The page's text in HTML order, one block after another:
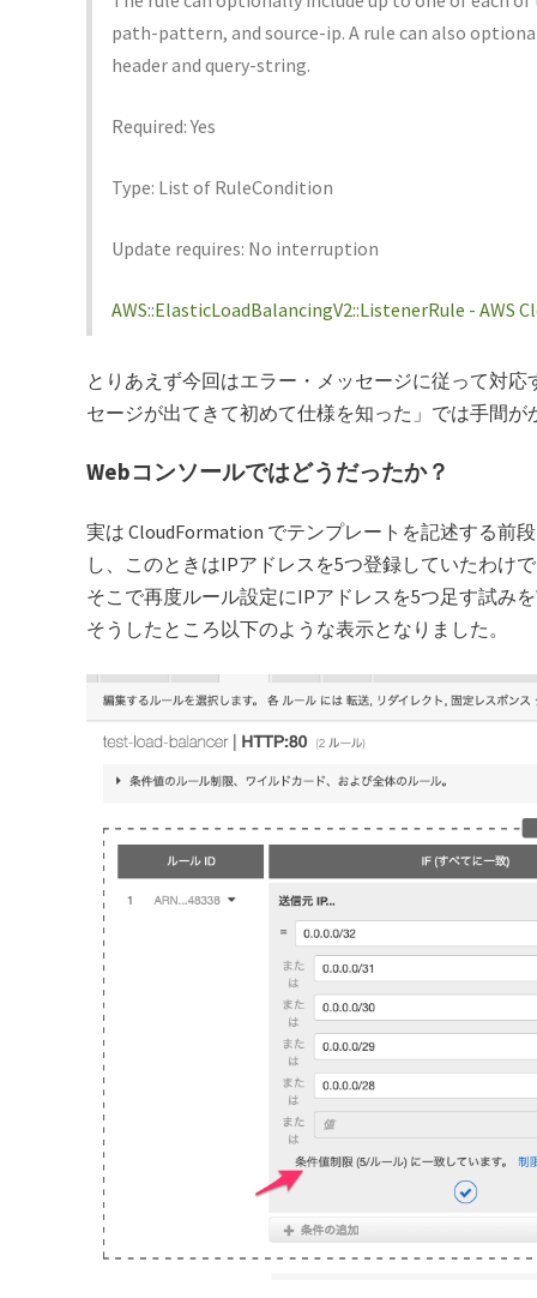
path-pattern, and source-ip. A rule can also
header and query-string.
Required: Yes
Type: List of RuleCondition
Update requires: No interruption
AWS::ElasticLoadBalancingV2::ListenerRule - AWS
とりあえず今回はエラー・メッセージに従って対
セージが出てきて初めて仕様を知った」では手間
Webコンソールではどうだったか？
実は CloudFormation でテンプレートを記述する前
し、このときはIPアドレスを5つ登録していたわけ
そこで再度ルール設定にIPアドレスを5つ足す試み
そうしたところ以下のような表示となりました。